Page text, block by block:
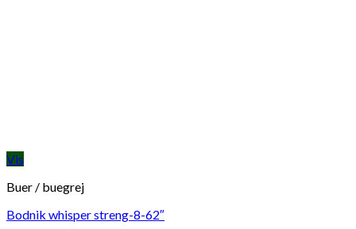
Vis
Buer / buegrej
Bodnik whisper streng-8-62″